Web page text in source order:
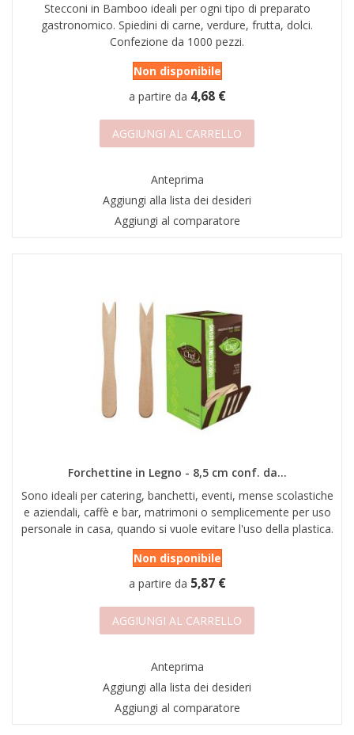
Stecconi in Bamboo ideali per ogni tipo di preparato
gastronomico. Spiedini di carne, verdure, frutta, dolci.
Confezione da 1000 pezzi.
Non disponibile
a partire da 4,68 €
AGGIUNGI AL CARRELLO
Anteprima
Aggiungi alla lista dei desideri
Aggiungi al comparatore
Forchettine in Legno - 8,5 cm conf. da...
Sono ideali per catering, banchetti, eventi, mense scolastiche
e aziendali, caffè e bar, matrimoni o semplicemente per uso
personale in casa, quando si vuole evitare l'uso della plastica.
Non disponibile
a partire da 5,87 €
AGGIUNGI AL CARRELLO
Anteprima
Aggiungi alla lista dei desideri
Aggiungi al comparatore